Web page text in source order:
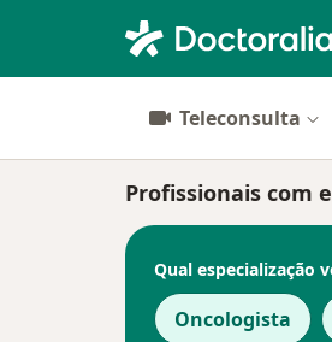
Teleconsulta
Profissionais com
Qual especialização
Oncologista